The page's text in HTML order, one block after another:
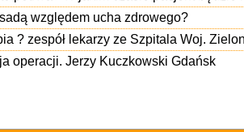
względem ucha zdrowego?
? zespół lekarzy ze Szpitala Woj.
operacji. Jerzy Kuczkowski Gdańsk